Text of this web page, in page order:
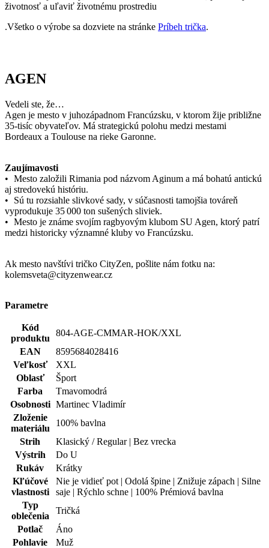
Agen je mesto v juhozápadnom Francúzsku, v ktorom žije približne
Zaujímavosti
aj stredovekú históriu.
• Sú tu rozsiahle slivkové sady, v súčasnosti tamojšia továreň
vyprodukuje 35 000 ton sušených sliviek.
• Mesto je známe svojím ragbyovým klubom SU Agen, ktorý patrí
medzi historicky významné kluby vo Francúzsku.
Ak mesto navštívi tričko CityZen, pošlite nám fotku na:
kolemsveta@cityzenwear.cz
Parametre
Kód
EAN
8595684028416
Veľkosť
XXL
Farba
Zloženie
materiálu
100% bavlna
Strih
Klasický / Regular | Bez vrecka
Výstrih
Do U
Rukáv
Krátky
Kľúčové
vlastnosti
Nie je vidieť pot | Odolá špine | Znižuje zápach | Silne
saje | Rýchlo schne | 100% Prémiová bavlna
Typ
oblečenia
Tričká
Potlač
Áno
Pohlavie
Muž
Spolupráca
Čeští mistři
Hodnotenie produktu
Tento produkt zatím nikdo nehodnotil.
PRIDAŤ HODNOTENIE